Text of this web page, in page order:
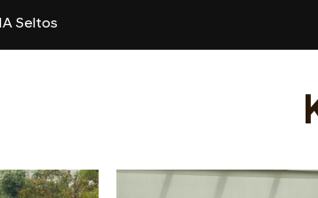
Seltos